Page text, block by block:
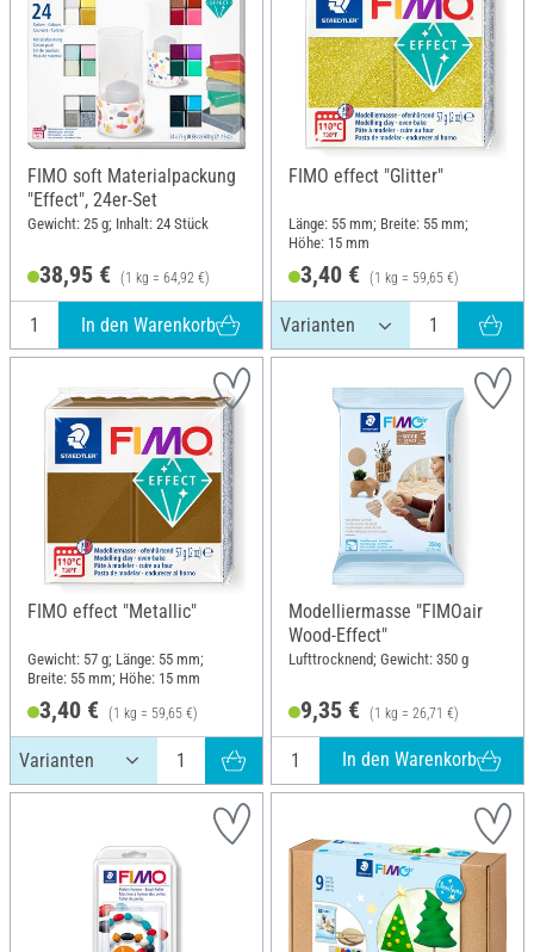
FIMO soft Materialpackung
"Effect", 24er-Set
Gewicht: 25 g; Inhalt: 24 Stück
38,95 € (1 kg = 64,92 €)
In den Warenkorb
FIMO effect "Glitter"
Länge: 55 mm; Breite: 55 mm;
Höhe: 15 mm
3,40 € (1 kg = 59,65 €)
FIMO effect "Metallic"
Gewicht: 57 g; Länge: 55 mm;
Breite: 55 mm; Höhe: 15 mm
3,40 € (1 kg = 59,65 €)
Modelliermasse "FIMOair
Wood-Effect"
Lufttrocknend; Gewicht: 350 g
9,35 € (1 kg = 26,71 €)
In den Warenkorb